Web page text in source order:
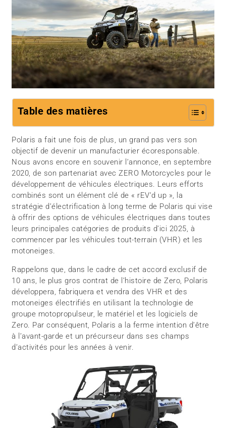
Table des matières
Polaris a fait une fois de plus, un grand pas vers son
objectif de devenir un manufacturier écoresponsable.
Nous avons encore en souvenir l’annonce, en septembre
2020, de son partenariat avec ZERO Motorcycles pour le
développement de véhicules électriques. Leurs efforts
combinés sont un élément clé de « rEV’d up », la
stratégie d’électrification à long terme de Polaris qui vise
à offrir des options de véhicules électriques dans toutes
leurs principales catégories de produits d’ici 2025, à
commencer par les véhicules tout-terrain (VHR) et les
motoneiges.
Rappelons que, dans le cadre de cet accord exclusif de
10 ans, le plus gros contrat de l’histoire de Zero, Polaris
développera, fabriquera et vendra des VHR et des
motoneiges électrifiés en utilisant la technologie de
groupe motopropulseur, le matériel et les logiciels de
Zero. Par conséquent, Polaris a la ferme intention d’être
à l’avant-garde et un précurseur dans ses champs
d’activités pour les années à venir.